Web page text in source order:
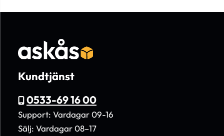
Kundtjänst
0533-69 16 00
Support: Vardagar 09-16
Sälj: Vardagar 08–17